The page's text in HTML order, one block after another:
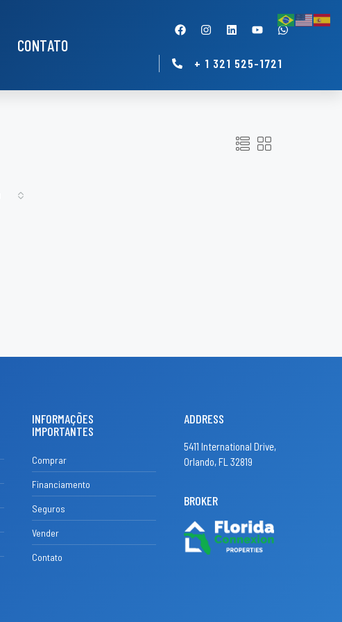
CONTATO
+ 1 321 525-1721
INFORMAÇÕES
IMPORTANTES
Comprar
Financiamento
Seguros
Vender
Contato
ADDRESS
5411 International Drive,
Orlando, FL 32819
BROKER